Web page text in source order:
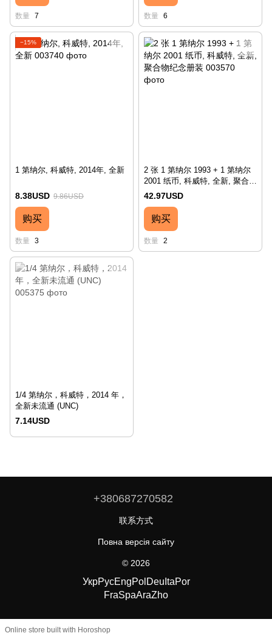
数量 7 数量 6
−15%
1 第纳尔, 科威特, 2014年, 全新
8.38USD 9.86USD
购买
数量 3
2 张 1 第纳尔 1993 + 1 第纳尔
2001 纸币, 科威特, 全新, 聚合物
纪念册装
42.97USD
购买
数量 2
1/4 第纳尔，科威特，2014 年，
全新未流通 (UNC)
7.14USD
+380687270582
联系方式
Повна версія сайту
© 2026
УкрРусEngPol Deu ItaPor
FraSpaAraZho
Online store built with Horoshop